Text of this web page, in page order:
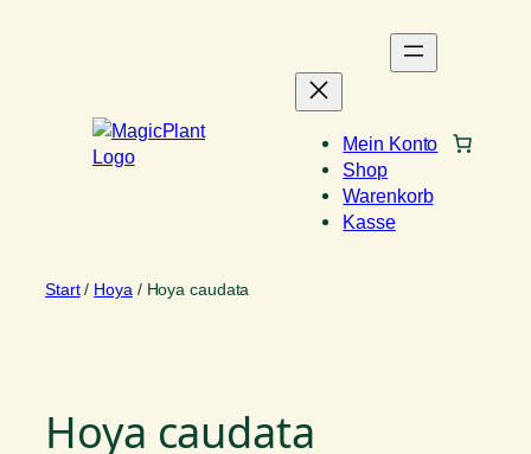
Mein Konto
Shop
Warenkorb
Kasse
Start/ Hoya / Hoya caudata
Hoya caudata